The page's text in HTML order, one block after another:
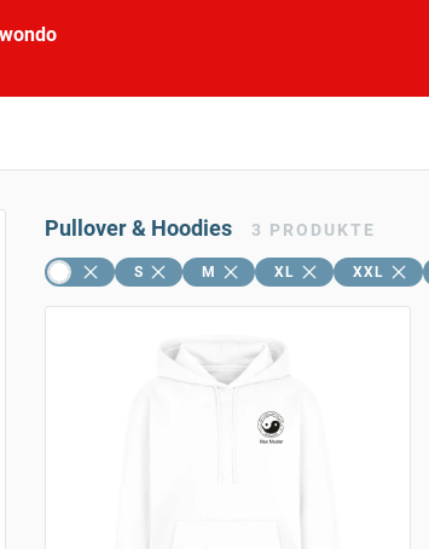
Pullover & Hoodies 3 PRODUKTE
S M XL XXL